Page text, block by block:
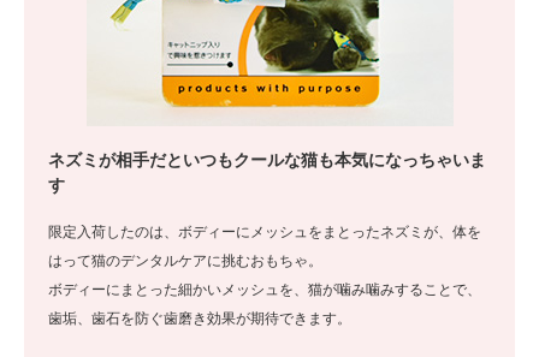
ネズミが相手だといつもクールな猫も本気になっちゃいま
す
限定入荷したのは、ボディーにメッシュをまとったネズミが、体を
はって猫のデンタルケアに挑むおもちゃ。
ボディーにまとった細かいメッシュを、猫が噛み噛みすることで、
歯垢、歯石を防ぐ歯磨き効果が期待できます。